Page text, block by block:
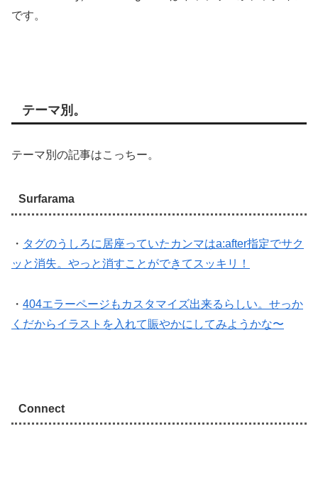
です。
テーマ別。
テーマ別の記事はこっちー。
Surfarama
・ タグのうしろに居座っていたカンマはa:after指定でサク
ッと消失。やっと消すことができてスッキリ！
・ 404エラーページもカスタマイズ出来るらしい。せっか
くだからイラストを入れて賑やかにしてみようかな〜
Connect